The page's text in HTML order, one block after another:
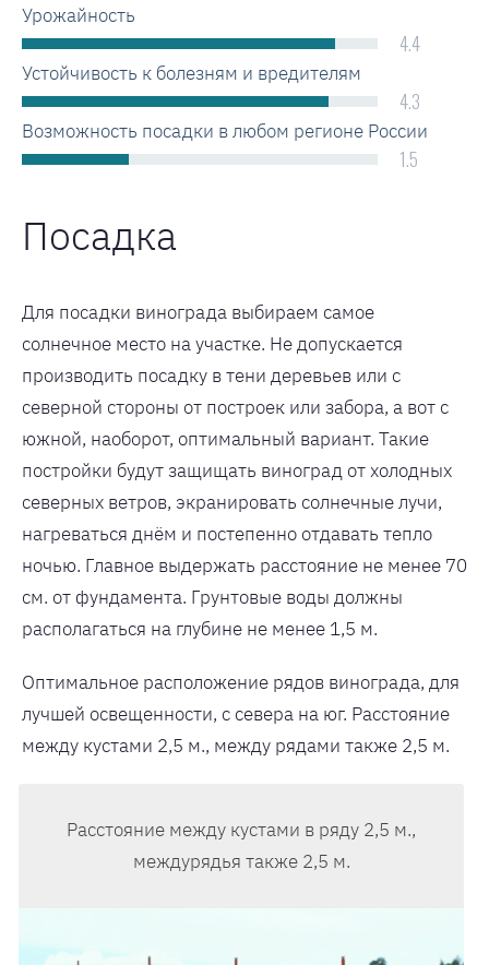
Урожайность
4.4
Устойчивость к болезням и вредителям
4.3
Возможность посадки в любом регионе России
1.5
Посадка
Для посадки винограда выбираем самое
солнечное место на участке. Не допускается
производить посадку в тени деревьев или с
северной стороны от построек или забора, а вот с
южной, наоборот, оптимальный вариант. Такие
постройки будут защищать виноград от холодных
северных ветров, экранировать солнечные лучи,
нагреваться днём и постепенно отдавать тепло
ночью. Главное выдержать расстояние не менее 70
см. от фундамента. Грунтовые воды должны
располагаться на глубине не менее 1,5 м.
Оптимальное расположение рядов винограда, для
лучшей освещенности, с севера на юг. Расстояние
между кустами 2,5 м., между рядами также 2,5 м.
Расстояние между кустами в ряду 2,5 м.,
междурядья также 2,5 м.